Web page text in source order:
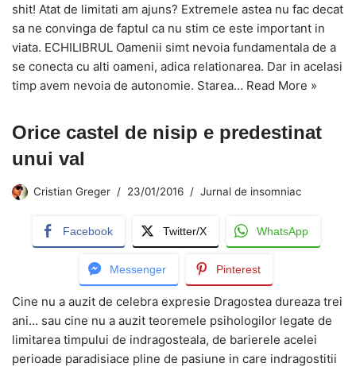
shit! Atat de limitati am ajuns? Extremele astea nu fac decat
sa ne convinga de faptul ca nu stim ce este important in
viata. ECHILIBRUL Oamenii simt nevoia fundamentala de a
se conecta cu alti oameni, adica relationarea. Dar in acelasi
timp avem nevoia de autonomie. Starea… Read More »
Orice castel de nisip e predestinat
unui val
Cristian Greger 23/01/2016 Jurnal de insomniac
Facebook Twitter/X WhatsApp
Messenger Pinterest
Cine nu a auzit de celebra expresie Dragostea dureaza trei
ani… sau cine nu a auzit teoremele psihologilor legate de
limitarea timpului de indragosteala, de barierele acelei
perioade paradisiace pline de pasiune in care indragostitii